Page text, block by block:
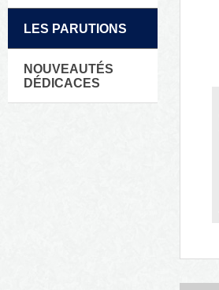
LES PARUTIONS
NOUVEAUTÉS
DÉDICACES